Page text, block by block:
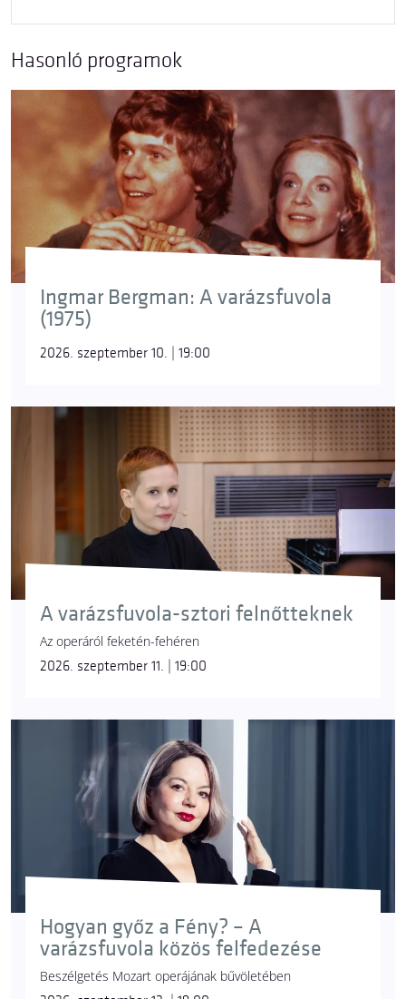
Hasonló programok
Ingmar Bergman: A varázsfuvola
(1975)
2026. szeptember 10. | 19:00
A varázsfuvola-sztori felnőtteknek
Az operáról feketén-fehéren
2026. szeptember 11. | 19:00
Hogyan győz a Fény? – A
varázsfuvola közös felfedezése
Beszélgetés Mozart operájának bűvöletében